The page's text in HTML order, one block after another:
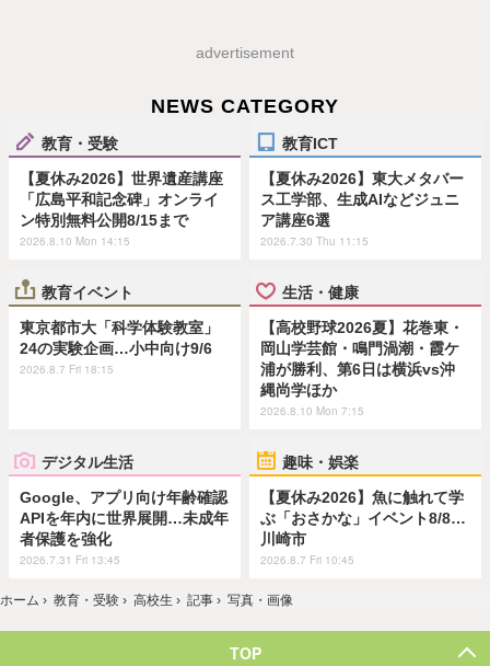
advertisement
NEWS CATEGORY
教育・受験
【夏休み2026】世界遺産講座
「広島平和記念碑」オンライ
ン特別無料公開8/15まで
2026.8.10 Mon 14:15
教育ICT
【夏休み2026】東大メタバー
ス工学部、生成AIなどジュニ
ア講座6選
2026.7.30 Thu 11:15
教育イベント
東京都市大「科学体験教室」
24の実験企画…小中向け9/6
2026.8.7 Fri 18:15
生活・健康
【高校野球2026夏】花巻東・
岡山学芸館・鳴門渦潮・霞ケ
浦が勝利、第6日は横浜vs沖
縄尚学ほか
2026.8.10 Mon 7:15
デジタル生活
Google、アプリ向け年齢確認
APIを年内に世界展開…未成年
者保護を強化
2026.7.31 Fri 13:45
趣味・娯楽
【夏休み2026】魚に触れて学
ぶ「おさかな」イベント8/8…
川崎市
2026.8.7 Fri 10:45
ホーム › 教育・受験 › 高校生 › 記事 › 写真・画像
TOP